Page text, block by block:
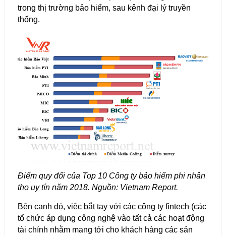
trong thị trường bảo hiểm, sau kênh đại lý truyền
thống.
Điểm quy đổi của Top 10 Công ty bảo hiểm phi nhân
thọ uy tín năm 2018. Nguồn: Vietnam Report.
Bên cạnh đó, việc bắt tay với các công ty fintech (các
tổ chức áp dụng công nghệ vào tất cả các hoạt động
tài chính nhằm mang tới cho khách hàng các sản